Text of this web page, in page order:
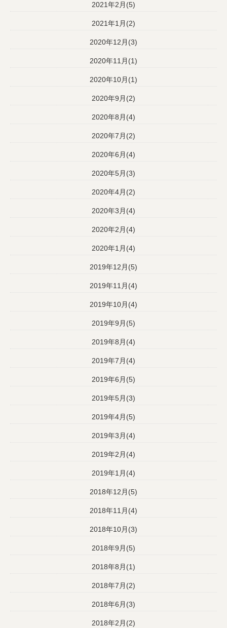
2021年2月(5)
2021年1月(2)
2020年12月(3)
2020年11月(1)
2020年10月(1)
2020年9月(2)
2020年8月(4)
2020年7月(2)
2020年6月(4)
2020年5月(3)
2020年4月(2)
2020年3月(4)
2020年2月(4)
2020年1月(4)
2019年12月(5)
2019年11月(4)
2019年10月(4)
2019年9月(5)
2019年8月(4)
2019年7月(4)
2019年6月(5)
2019年5月(3)
2019年4月(5)
2019年3月(4)
2019年2月(4)
2019年1月(4)
2018年12月(5)
2018年11月(4)
2018年10月(3)
2018年9月(5)
2018年8月(1)
2018年7月(2)
2018年6月(3)
2018年2月(2)